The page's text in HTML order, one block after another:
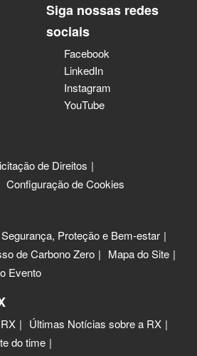
Siga nossas redes
sociais
Facebook
LinkedIn
Instagram
YouTube
de Direitos
Configuração de Cookies
Segurança, Proteção e Bem-estar
de Carbono Zero
Mapa do Site
Evento
Últimas Notícias sobre a RX
do time